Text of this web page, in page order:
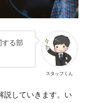
スタッフくん
する部
説していきます。い